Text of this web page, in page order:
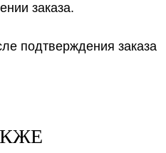
заказа.
подтверждения заказа